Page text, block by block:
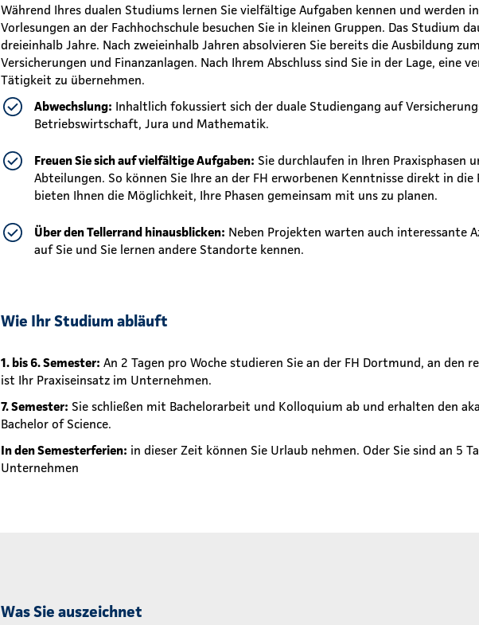
Während Ihres dualen Studiums lernen Sie vielfältige Aufgaben kennen und werden
Vorlesungen an der Fachhochschule besuchen Sie in kleinen Gruppen. Das Studium
dreieinhalb Jahre. Nach zweieinhalb Jahren absolvieren Sie bereits die Ausbildung
Versicherungen und Finanzanlagen. Nach Ihrem Abschluss sind Sie in der Lage, eine
Tätigkeit zu übernehmen.
Abwechslung: Inhaltlich fokussiert sich der duale Studiengang auf
Betriebswirtschaft, Jura und Mathematik.
Freuen Sie sich auf vielfältige Aufgaben: Sie durchlaufen in Ihren Praxisphasen
Abteilungen. So können Sie Ihre an der FH erworbenen Kenntnisse direkt in die
bieten Ihnen die Möglichkeit, Ihre Phasen gemeinsam mit uns zu planen.
Über den Tellerrand hinausblicken: Neben Projekten warten auch interessante
auf Sie und Sie lernen andere Standorte kennen.
Wie Ihr Studium abläuft
1. bis 6. Semester: An 2 Tagen pro Woche studieren Sie an der FH Dortmund, an den
ist Ihr Praxiseinsatz im Unternehmen.
7. Semester: Sie schließen mit Bachelorarbeit und Kolloquium ab und erhalten den
Bachelor of Science.
In den Semesterferien: in dieser Zeit können Sie Urlaub nehmen. Oder Sie sind an 5
Unternehmen
Was Sie auszeichnet